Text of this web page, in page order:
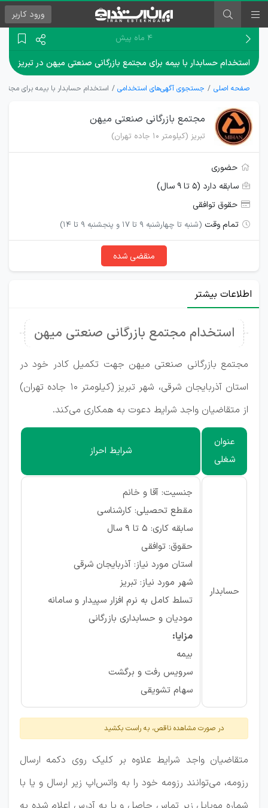
ورود کاربر
۴ ماه پیش
استخدام حسابدار با بیمه برای مجتمع بازرگانی صنعتی میهن در تبریز
صفحه اصلی جستجوی آگهی‌های استخدامی استخدام حسابدار با بیمه برای
مجتمع بازرگانی صنعتی میهن
تبریز (کیلومتر 10 جاده تهران)
حضوری
سابقه دارد (۵ تا ۹ سال)
حقوق توافقی
تمام وقت (شنبه تا چهارشنبه 9 تا 17 و پنجشنبه 9 تا 14)
منقضی شده
اطلاعات بیشتر
استخدام مجتمع بازرگانی صنعتی میهن
مجتمع بازرگانی صنعتی میهن جهت تکمیل کادر خود در
استان آذربایجان شرقی، شهر تبریز (کیلومتر 10 جاده تهران)
از متقاضیان واجد شرایط دعوت به همکاری می‌کند.
عنوان
شغلی
شرایط احراز
حسابدار
جنسیت: آقا و خانم
مقطع تحصیلی: کارشناسی
سابقه کاری: ۵ تا ۹ سال
حقوق: توافقی
استان مورد نیاز: آذربایجان شرقی
شهر مورد نیاز: تبریز
تسلط کامل به نرم افزار سپیدار و سامانه
مودیان و حسابداری بازرگانی
مزایا:
بیمه
سرویس رفت و برگشت
سهام تشویقی
در صورت مشاهده ناقص، به راست بکشید
متقاضیان واجد شرایط علاوه بر کلیک روی دکمه ارسال
رزومه، می‌توانند رزومه خود را به واتس‌اپ زیر ارسال و یا با